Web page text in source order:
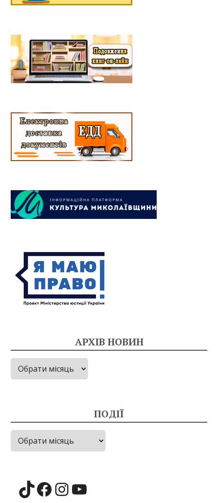
АРХІВ НОВИН
Архів
новин
ПОДІЇ
Події
TikTok
Facebook
Instagram
YouTube